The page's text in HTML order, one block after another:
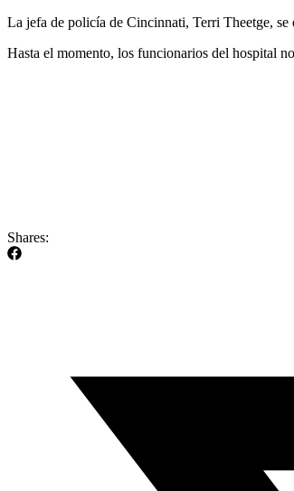
La jefa de policía de Cincinnati, Terri Theetge,
Hasta el momento, los funcionarios del hospital
Shares: